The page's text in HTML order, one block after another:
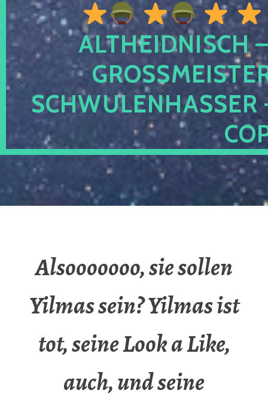
ALTHEIDNISCH
CHWULENHASSER
Alsooooooo, sie sollen
Yilmas sein? Yilmas ist
tot, seine Look a Like,
auch, und seine